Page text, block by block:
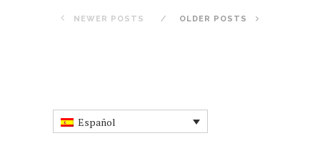
NEWER POSTS OLDER POSTS
Español